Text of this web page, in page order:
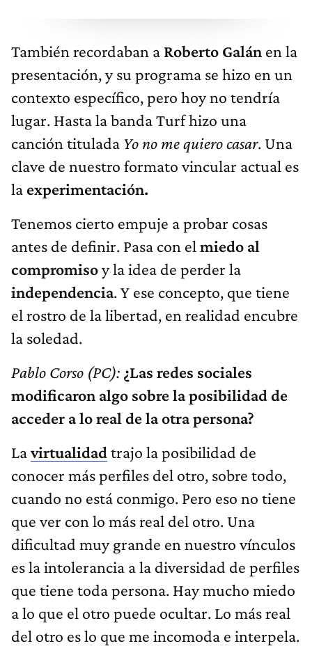
También recordaban a Roberto Galán en la
presentación, y su programa se hizo en un
contexto específico, pero hoy no tendría
lugar. Hasta la banda Turf hizo una
canción titulada Yo no me quiero casar. Una
clave de nuestro formato vincular actual es
la experimentación.
Tenemos cierto empuje a probar cosas
antes de definir. Pasa con el miedo al
compromisoy la idea de perder la
independencia. Y ese concepto, que tiene
el rostro de la libertad, en realidad encubre
la soledad.
Pablo Corso (PC): ¿Las redes sociales
modificaron algo sobre la posibilidad de
acceder a lo real de la otra persona?
Lavirtualidadtrajo la posibilidad de
conocer más perfiles del otro, sobre todo,
cuando no está conmigo. Pero eso no tiene
que ver con lo más real del otro. Una
dificultad muy grande en nuestro vínculos
es la intolerancia a la diversidad de perfiles
que tiene toda persona. Hay mucho miedo
a lo que el otro puede ocultar. Lo más real
del otro es lo que me incomoda e interpela.